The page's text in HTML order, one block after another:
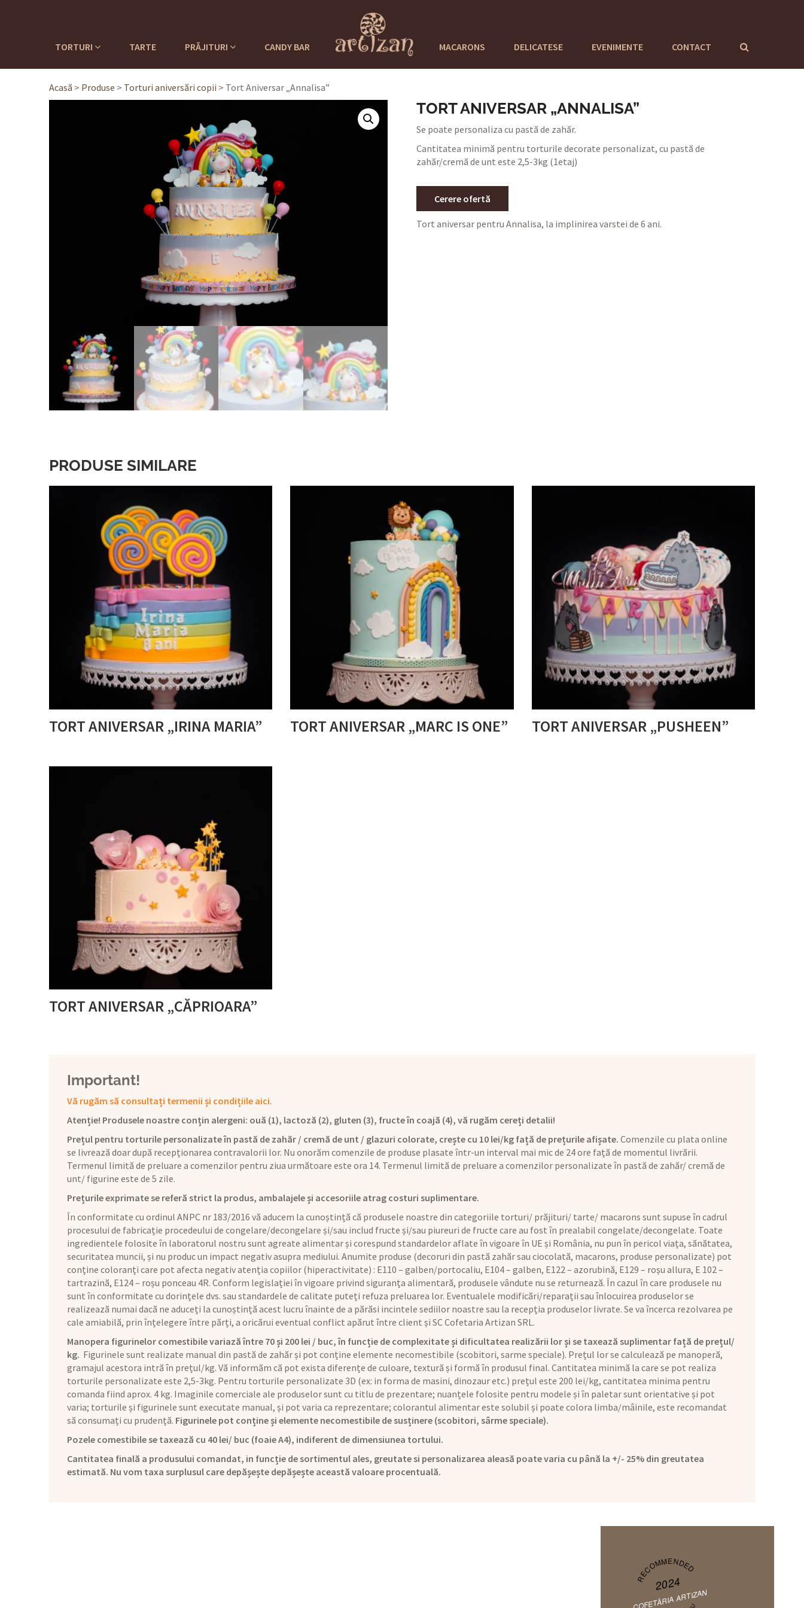
TORTURI TARTE PRĂJITURI CANDY BAR MACARONS DELICATESE EVENIMENTE CONTACT
Acasă > Produse > Torturi aniversări copii > Tort Aniversar „Annalisa”
TORT ANIVERSAR „ANNALISA”
Se poate personaliza cu pastă de zahăr.
Cantitatea minimă pentru torturile decorate personalizat, cu pastă de
zahăr/cremă de unt este 2,5-3kg (1etaj)
Cerere ofertă
Tort aniversar pentru Annalisa, la implinirea varstei de 6 ani.
PRODUSE SIMILARE
TORT ANIVERSAR „IRINA MARIA” TORT ANIVERSAR „MARC IS ONE” TORT ANIVERSAR „PUSHEEN”
TORT ANIVERSAR „CĂPRIOARA”
Important!
Vă rugăm să consultați termenii și condițiile aici.
Atenție! Produsele noastre conțin alergeni: ouă (1), lactoză (2), gluten (3), fructe în coajă (4), vă rugăm cereți detalii!
Prețul pentru torturile personalizate în pastă de zahăr / cremă de unt / glazuri colorate, crește cu 10 lei/kg față de prețurile afișate. Comenzile cu plata online
se livrează doar după recepționarea contravalorii lor. Nu onorăm comenzile de produse plasate într-un interval mai mic de 24 ore față de momentul livrării.
Termenul limită de preluare a comenzilor pentru ziua următoare este ora 14. Termenul limită de preluare a comenzilor personalizate în pastă de zahăr/ cremă de
unt/ figurine este de 5 zile.
Prețurile exprimate se referă strict la produs, ambalajele și accesoriile atrag costuri suplimentare.
În conformitate cu ordinul ANPC nr 183/2016 vă aducem la cunoștință că produsele noastre din categoriile torturi/ prăjituri/ tarte/ macarons sunt supuse în cadrul
procesului de fabricație procedeului de congelare/decongelare și/sau includ fructe și/sau piureuri de fructe care au fost în prealabil congelate/decongelate. Toate
ingredientele folosite în laboratorul nostru sunt agreate alimentar și corespund standardelor aflate în vigoare în UE și România, nu pun în pericol viața, sănătatea,
securitatea muncii, și nu produc un impact negativ asupra mediului. Anumite produse (decoruri din pastă zahăr sau ciocolată, macarons, produse personalizate) pot
conține coloranți care pot afecta negativ atenția copiilor (hiperactivitate) : E110 – galben/portocaliu, E104 – galben, E122 – azorubină, E129 – roșu allura, E 102 –
tartrazină, E124 – roșu ponceau 4R. Conform legislației în vigoare privind siguranța alimentară, produsele vândute nu se returnează. În cazul în care produsele nu
sunt în conformitate cu dorințele dvs. sau standardele de calitate puteți refuza preluarea lor. Eventualele modificări/reparații sau înlocuirea produselor se
realizează numai dacă ne aduceți la cunoștință acest lucru înainte de a părăsi incintele sediilor noastre sau la recepția produselor livrate. Se va încerca rezolvarea pe
cale amiabilă, prin înțelegere între părți, a oricărui eventual conflict apărut între client și SC Cofetaria Artizan SRL.
Manopera figurinelor comestibile variază între 70 și 200 lei / buc, în funcție de complexitate și dificultatea realizării lor și se taxează suplimentar față de prețul/
kg. Figurinele sunt realizate manual din pastă de zahăr și pot conține elemente necomestibile (scobitori, sarme speciale). Prețul lor se calculează pe manoperă,
gramajul acestora intră în prețul/kg. Vă informăm că pot exista diferențe de culoare, textură și formă în produsul final. Cantitatea minimă la care se pot realiza
torturile personalizate este 2,5-3kg. Pentru torturile personalizate 3D (ex: in forma de masini, dinozaur etc.) prețul este 200 lei/kg, cantitatea minima pentru
comanda fiind aprox. 4 kg. Imaginile comerciale ale produselor sunt cu titlu de prezentare; nuanțele folosite pentru modele și în paletar sunt orientative și pot
varia; torturile și figurinele sunt executate manual, și pot varia ca reprezentare; colorantul alimentar este solubil și poate colora limba/mâinile, este recomandat
să consumați cu prudență. Figurinele pot conține și elemente necomestibile de susținere (scobitori, sârme speciale).
Pozele comestibile se taxează cu 40 lei/ buc (foaie A4), indiferent de dimensiunea tortului.
Cantitatea finală a produsului comandat, in funcție de sortimentul ales, greutate si personalizarea aleasă poate varia cu până la +/- 25% din greutatea
estimată. Nu vom taxa surplusul care depășește depășește această valoare procentuală.
RECOMMENDED
2024
COFETĂRIA ARTIZAN